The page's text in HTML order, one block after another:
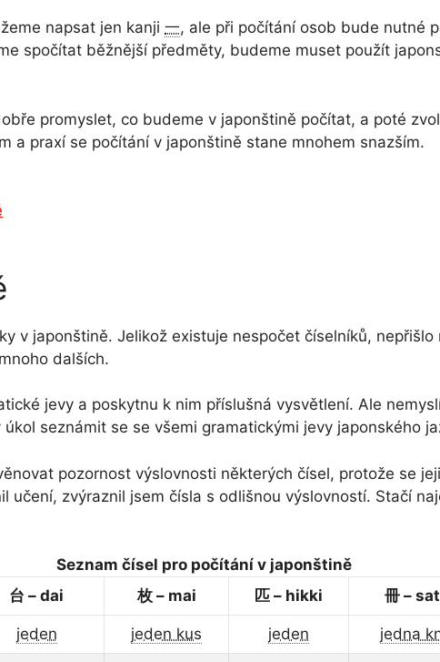
napsat jen kanji 一, ale při počítání osob bude nutné
spočítat běžnější předměty, budeme muset použít
promyslet, co budeme v japonštině počítat, a poté
a praxí se počítání v japonštině stane mnohem snazším.
v japonštině. Jelikož existuje nespočet číselníků,
dalších.
jevy a poskytnu k nim příslušná vysvětlení. Ale
seznámit se se všemi gramatickými jevy japonského
pozornost výslovnosti některých čísel, protože se
učení, zvýraznil jsem čísla s odlišnou výslovností. Stačí
Seznam čísel pro počítání v japonštině
台 – dai 枚 – mai 匹 – hikki 冊 –
jeden jeden kus jeden jedna